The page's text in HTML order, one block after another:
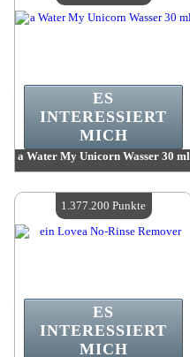
a Water My Unicorn Wasser 30 ml
Verfügbare Menge:4
ES
INTERESSIERT
MICH
ES
INTERESSIERT
MICH
1.377.200 Punkte